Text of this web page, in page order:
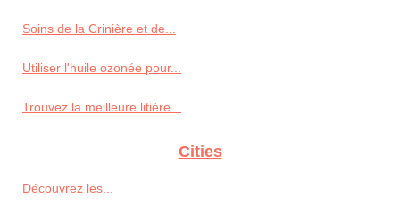
Soins de la Crinière et de...
Utiliser l'huile ozonée pour...
Trouvez la meilleure litière...
Cities
Découvrez les...